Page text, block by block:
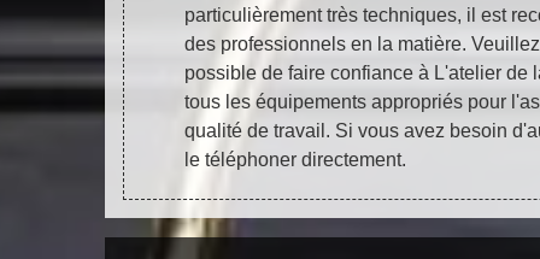
à
veuillez
particulièrement très techniques, il est
des professionnels en la matière.
possible de faire confiance à L'atelier de
tous les équipements appropriés pour
qualité de travail. Si vous avez besoin
le téléphoner directement.